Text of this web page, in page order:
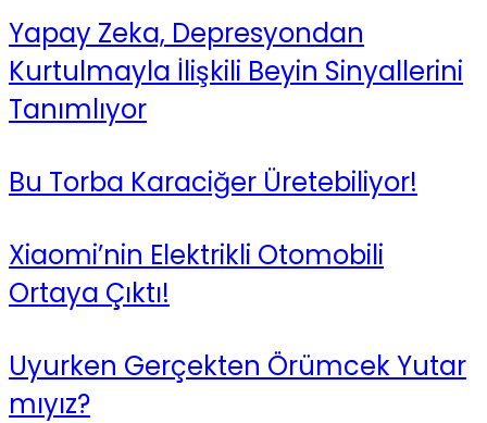
Yapay Zeka, Depresyondan
Kurtulmayla İlişkili Beyin Sinyallerini
Tanımlıyor
Bu Torba Karaciğer Üretebiliyor!
Xiaomi’nin Elektrikli Otomobili
Ortaya Çıktı!
Uyurken Gerçekten Örümcek Yutar
mıyız?